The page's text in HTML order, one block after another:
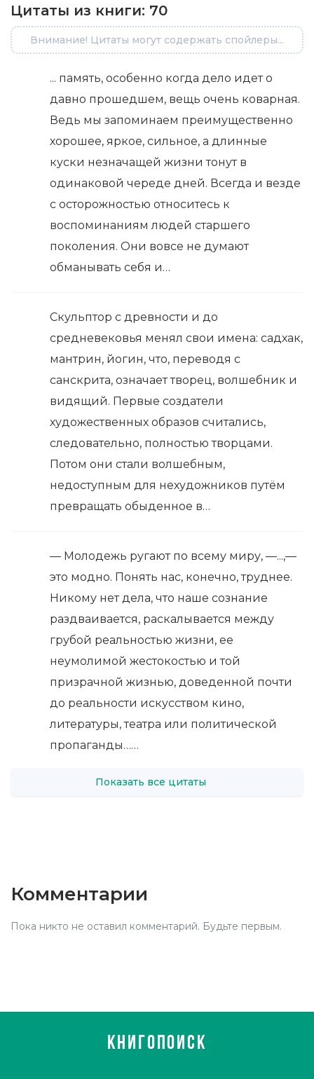
Цитаты из книги: 70
Внимание! Цитаты могут содержать спойлеры...
... память, особенно когда дело идет о
давно прошедшем, вещь очень коварная.
Ведь мы запоминаем преимущественно
хорошее, яркое, сильное, а длинные
куски незначащей жизни тонут в
одинаковой череде дней. Всегда и везде
с осторожностью относитесь к
воспоминаниям людей старшего
поколения. Они вовсе не думают
обманывать себя и…
Скульптор с древности и до
средневековья менял свои имена: садхак,
мантрин, йогин, что, переводя с
санскрита, означает творец, волшебник и
видящий. Первые создатели
художественных образов считались,
следовательно, полностью творцами.
Потом они стали волшебным,
недоступным для нехудожников путём
превращать обыденное в…
— Молодежь ругают по всему миру, —...,—
это модно. Понять нас, конечно, труднее.
Никому нет дела, что наше сознание
раздваивается, раскалывается между
грубой реальностью жизни, ее
неумолимой жестокостью и той
призрачной жизнью, доведенной почти
до реальности искусством кино,
литературы, театра или политической
пропаганды……
Показать все цитаты
Комментарии
Пока никто не оставил комментарий. Будьте первым.
КНИГОПОИСК